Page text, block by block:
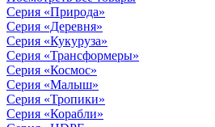
Серия «Природа»
Серия «Деревня»
Серия «Кукуруза»
Серия «Трансформеры»
Серия «Космос»
Серия «Малыш»
Серия «Тропики»
Серия «Корабли»